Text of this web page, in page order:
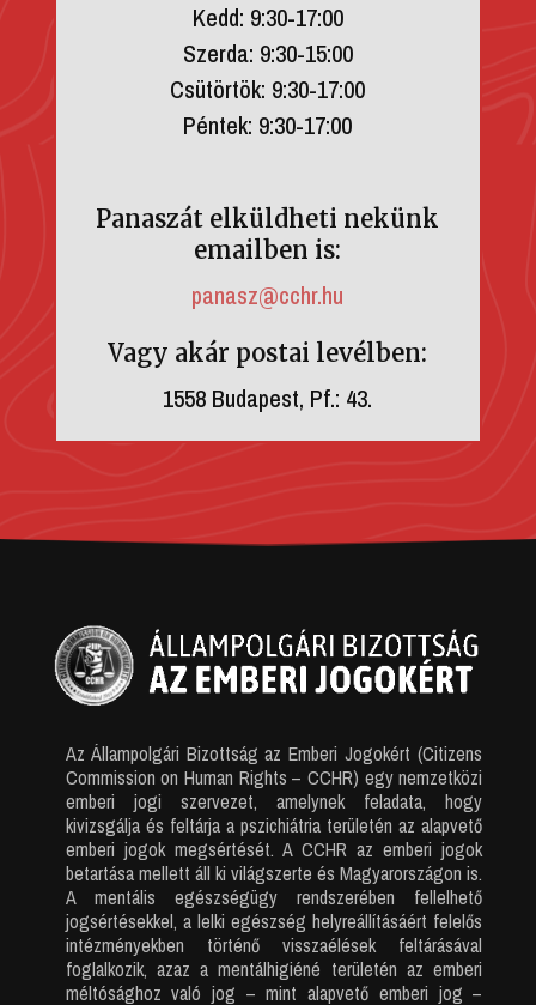
Kedd: 9:30-17:00
Szerda: 9:30-15:00
Csütörtök: 9:30-17:00
Péntek: 9:30-17:00
Panaszát elküldheti nekünk
emailben is:
panasz@cchr.hu
Vagy akár postai levélben:
1558 Budapest, Pf.: 43.
Az Állampolgári Bizottság az Emberi Jogokért (Citizens
Commission on Human Rights – CCHR) egy nemzetközi
emberi jogi szervezet, amelynek feladata, hogy
kivizsgálja és feltárja a pszichiátria területén az alapvető
emberi jogok megsértését. A CCHR az emberi jogok
betartása mellett áll ki világszerte és Magyarországon is.
A mentális egészségügy rendszerében fellelhető
jogsértésekkel, a lelki egészség helyreállításáért felelős
intézményekben történő visszaélések feltárásával
foglalkozik, azaz a mentálhigiéné területén az emberi
méltósághoz való jog – mint alapvető emberi jog –